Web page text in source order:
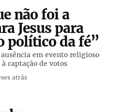
não foi a
Jesus para
político da fé”
em evento religioso
captação de votos
atrás